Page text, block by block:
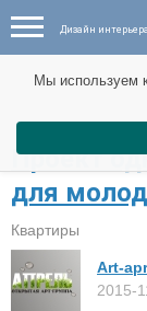
Дизайн интерьера
Проект
для
Квартиры
Art-
2015-
Мы используем